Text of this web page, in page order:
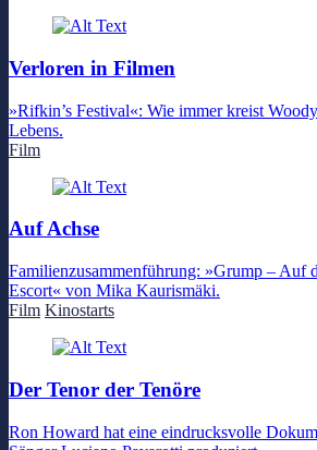
Verloren in Filmen
»Rifkin’s Festival«: Wie immer kreist
Lebens.
Film
Auf Achse
Familienzusammenführung: »Grump – Auf
Escort« von Mika Kaurismäki.
Film Kinostarts
Der Tenor der Tenöre
Ron Howard hat eine eindrucksvolle